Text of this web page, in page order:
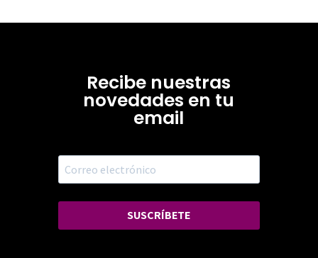
Recibe nuestras
novedades en tu
email
SUSCRÍBETE